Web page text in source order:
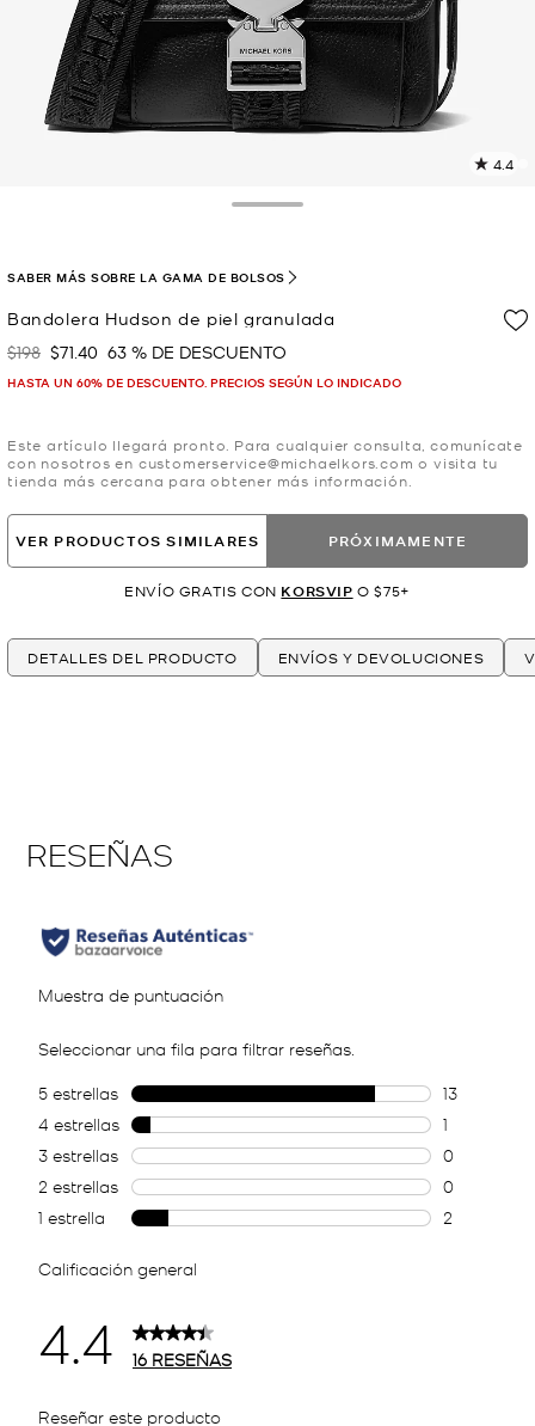
4.4
Bandolera Hudson de piel granulada
Era
$198 Ahora
$71.40 63 % DE DESCUENTO
HASTA UN 60% DE DESCUENTO. PRECIOS SEGÚN LO INDICADO
SABER MÁS SOBRE LA GAMA DE BOLSOS
Este artículo llegará pronto. Para cualquier consulta, comunícate
con nosotros en customerservice@michaelkors.com o visita tu
tienda más cercana para obtener más información.
VER PRODUCTOS SIMILARES PRÓXIMAMENTE
ENVÍO GRATIS CON KORSVIP O $75+
DETALLES DEL PRODUCTO ENVÍOS Y DEVOLUCIONES